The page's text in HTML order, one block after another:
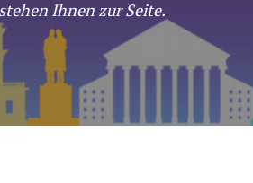
Ihnen zur Seite.